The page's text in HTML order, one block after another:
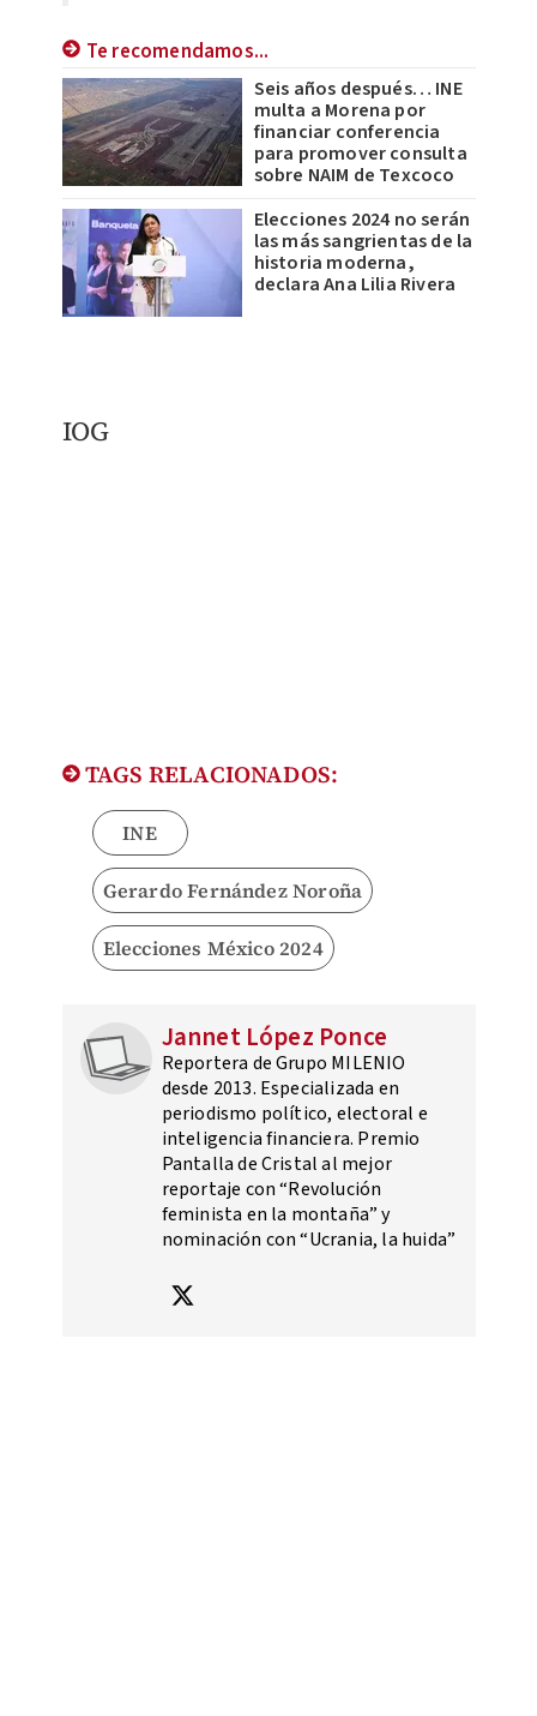
Te recomendamos...
Seis años después… INE
multa a Morena por
financiar conferencia
para promover consulta
sobre NAIM de Texcoco
Elecciones 2024 no serán
las más sangrientas de la
historia moderna,
declara Ana Lilia Rivera
IOG
TAGS RELACIONADOS:
INE
Gerardo Fernández Noroña
Elecciones México 2024
Jannet López Ponce
Reportera de Grupo MILENIO
desde 2013. Especializada en
periodismo político, electoral e
inteligencia financiera. Premio
Pantalla de Cristal al mejor
reportaje con “Revolución
feminista en la montaña” y
nominación con “Ucrania, la huida”